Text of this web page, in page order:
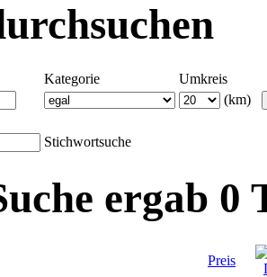
Kategorie
Umkreis
(km)
Stichwortsuche
ergab 0
Preis